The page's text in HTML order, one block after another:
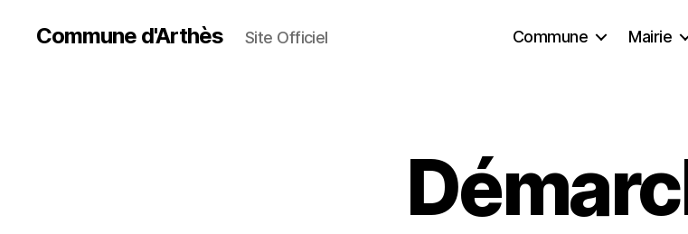
Commune d'Arthès Site Officiel Commune Mairie